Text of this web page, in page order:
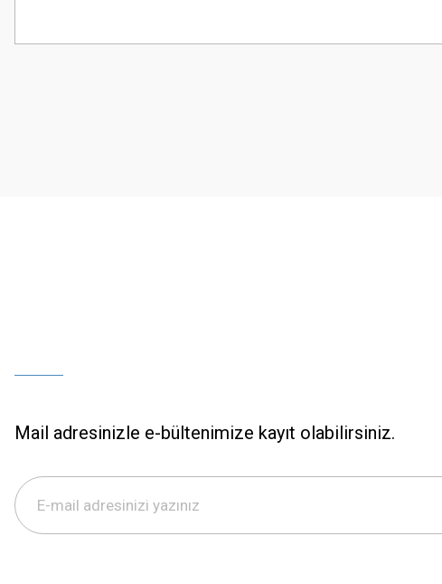
Görüş ve önerileriniz için teşekkür ederiz.
Mail adresinizle e-bültenimize kayıt olabilirsiniz.